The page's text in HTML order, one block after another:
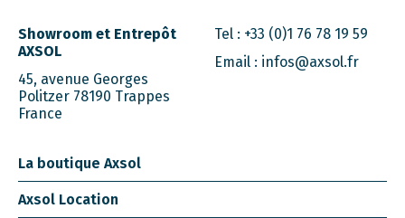
Showroom et Entrepôt
AXSOL
45, avenue Georges
Politzer 78190 Trappes
France
Tel : +33 (0)1 76 78 19 59
Email : infos@axsol.fr
La boutique Axsol
Axsol Location